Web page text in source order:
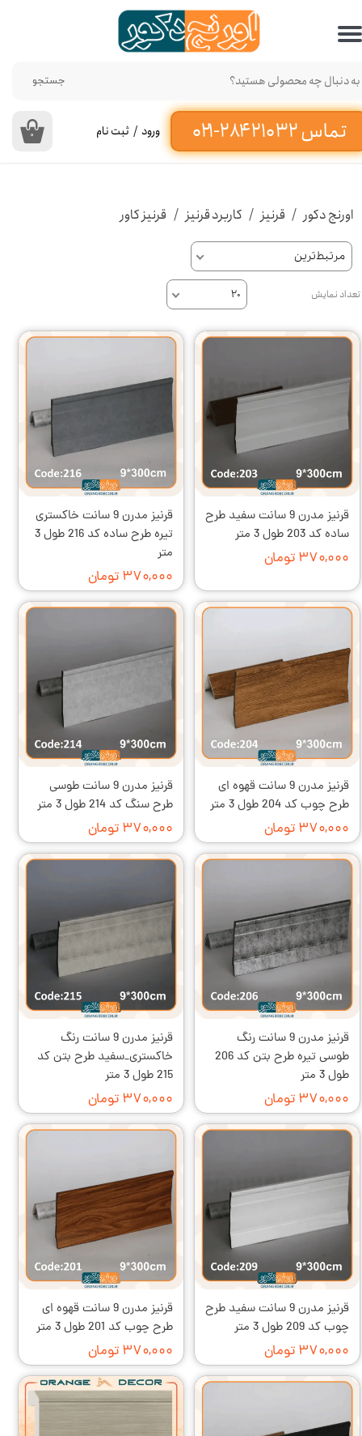
تماس ۳۲ ۲۱۰ ۲۸۴-۰۲۱‌
جستجو
۰ ورود / ثبت نام
حساب کاربری من
تغییر گذر واژه
سفارشات
خروج از حساب کاربری
اورنج دکور قرنیز کاربرد قرنیز قرنیز کاور
مرتبط‌ترین
تعداد نمایش ۲۰
قرنیز مدرن 9 سانت سفید طرح
ساده کد 203 طول 3 متر
۳۷۰,۰۰۰ تومان
قرنیز مدرن 9 سانت خاکستری
تیره طرح ساده کد 216 طول 3
متر
۳۷۰,۰۰۰ تومان
قرنیز مدرن 9 سانت قهوه ای
طرح چوب کد 204 طول 3 متر
۳۷۰,۰۰۰ تومان
قرنیز مدرن 9 سانت طوسی
طرح سنگ کد 214 طول 3 متر
۳۷۰,۰۰۰ تومان
قرنیز مدرن 9 سانت رنگ
طوسی تیره طرح بتن کد 206
طول 3 متر
۳۷۰,۰۰۰ تومان
قرنیز مدرن 9 سانت رنگ
خاکستری_سفید طرح بتن کد
215 طول 3 متر
۳۷۰,۰۰۰ تومان
قرنیز مدرن 9 سانت سفید طرح
چوب کد 209 طول 3 متر
۳۷۰,۰۰۰ تومان
قرنیز مدرن 9 سانت قهوه ای
طرح چوب کد 201 طول 3 متر
۳۷۰,۰۰۰ تومان